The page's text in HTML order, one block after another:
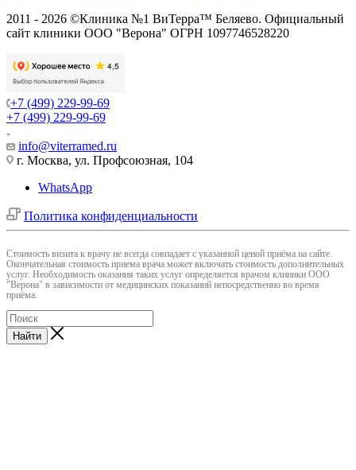
2011 - 2026 ©Клиника №1 ВиТерра™ Беляево. Официальный
сайт клиники ООО "Верона" ОГРН 1097746528220
+7 (499) 229-99-69
+7 (499) 229-99-69
info@viterramed.ru
г. Москва, ул. Профсоюзная, 104
WhatsApp
Политика конфиденциальности
Cтоимость визита к врачу не всегда совпадает с указанной ценой приёма на сайте.
Окончательная стоимость приема врача может включать стоимость дополнительных
услуг. Необходимость оказания таких услуг определяется врачом клиники ООО
"Верона" в зависимости от медицинских показаний непосредственно во время
приёма.
Найти